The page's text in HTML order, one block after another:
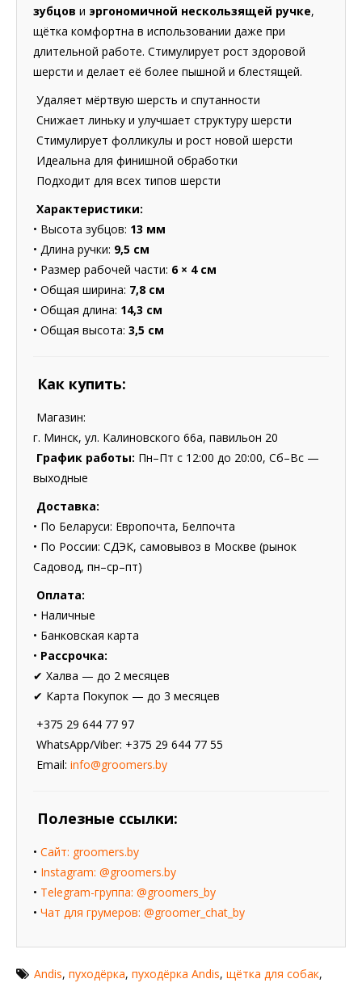
зубцов и эргономичной нескользящей ручке,
щётка комфортна в использовании даже при
длительной работе. Стимулирует рост здоровой
шерсти и делает её более пышной и блестящей.
Удаляет мёртвую шерсть и спутанности
Снижает линьку и улучшает структуру шерсти
Стимулирует фолликулы и рост новой шерсти
Идеальна для финишной обработки
Подходит для всех типов шерсти
Характеристики:
• Высота зубцов: 13 мм
• Длина ручки: 9,5 см
• Размер рабочей части: 6 × 4 см
• Общая ширина: 7,8 см
• Общая длина: 14,3 см
• Общая высота: 3,5 см
Как купить:
Магазин:
г. Минск, ул. Калиновского 66а, павильон 20
График работы: Пн–Пт с 12:00 до 20:00, Сб–Вс —
выходные
Доставка:
• По Беларуси: Европочта, Белпочта
• По России: СДЭК, самовывоз в Москве (рынок
Садовод, пн–ср–пт)
Оплата:
• Наличные
• Банковская карта
• Рассрочка:
✔ Халва — до 2 месяцев
✔ Карта Покупок — до 3 месяцев
+375 29 644 77 97
WhatsApp/Viber: +375 29 644 77 55
Email: info@groomers.by
Полезные ссылки:
• Сайт: groomers.by
• Instagram: @groomers.by
• Telegram-группа: @groomers_by
• Чат для грумеров: @groomer_chat_by
Andis, пуходёрка, пуходёрка Andis, щётка для собак,